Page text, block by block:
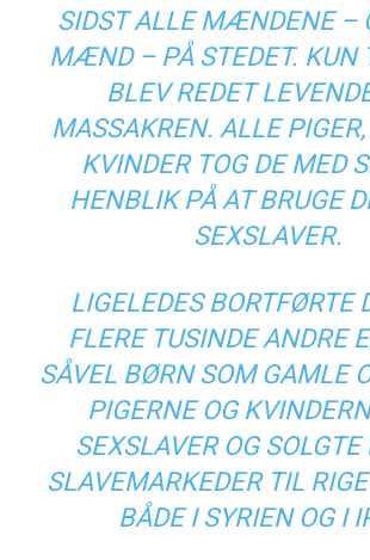
SIDST ALLE MÆNDENE –
MÆND – PÅ STEDET.
BLEV REDET
MASSAKREN. ALLE
KVINDER TOG DE MED
HENBLIK PÅ AT BRUGE
SEXSLAVER.
LIGELEDES BORTFØRTE
FLERE TUSINDE ANDRE
SÅVEL BØRN SOM GAMLE
PIGERNE OG
SEXSLAVER OG SOLGTE
SLAVEMARKEDER TIL
BÅDE I SYRIEN OG I